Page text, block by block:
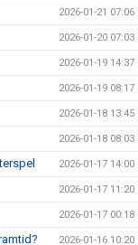
2026-01-21 07:06
2026-01-20 07:03
2026-01-19 14:37
2026-01-19 08:17
2026-01-18 13:45
2026-01-18 08:03
2026-01-17 14:00
2026-01-17 11:20
2026-01-17 00:18
2026-01-16 10:20